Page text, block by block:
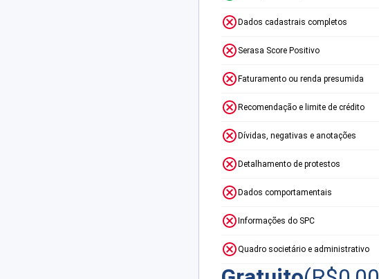
Dados cadastrais completos
Serasa Score Positivo
Faturamento ou renda presumida
Recomendação e limite de crédito
Dívidas, negativas e anotações
Detalhamento de protestos
Dados comportamentais
Informações do SPC
Quadro societário e administrativo